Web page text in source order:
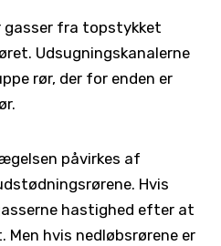
fra topstykket
Udsugningskanalerne
rør, der for enden er
påvirkes af
Hvis
hastighed efter at
hvis nedløbsrørene er